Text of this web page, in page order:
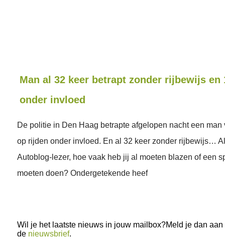
Man al 32 keer betrapt zonder rijbewijs en
onder invloed
De politie in Den Haag betrapte afgelopen nacht een man
op rijden onder invloed. En al 32 keer zonder rijbewijs…
Autoblog-lezer, hoe vaak heb jij al moeten blazen of een
moeten doen? Ondergetekende heef
Wil je het laatste nieuws in jouw mailbox?Meld je dan aan
de nieuwsbrief.